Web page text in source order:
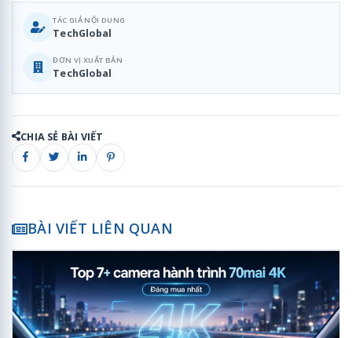
TÁC GIẢ NỘI DUNG
TechGlobal
ĐƠN VỊ XUẤT BẢN
TechGlobal
CHIA SẺ BÀI VIẾT
BÀI VIẾT LIÊN QUAN